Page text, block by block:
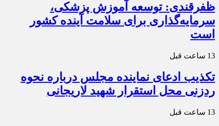
ظفرقندی: توسعه آموزش پزشکی،
سرمایه‌گذاری برای سلامت آینده کشور
است
13 ساعت قبل
تکذیب ادعای نماینده مجلس درباره نحوه
ردزنی محل استقرار شهید لاریجانی
13 ساعت قبل